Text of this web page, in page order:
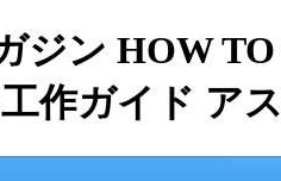
ジン HOW
作ガイド ア